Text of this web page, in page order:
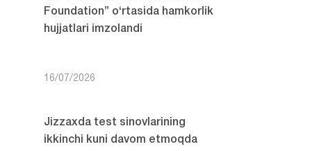
Foundation” o‘rtasida hamkorlik
hujjatlari imzolandi
16/07/2026
Jizzaxda test sinovlarining
ikkinchi kuni davom etmoqda